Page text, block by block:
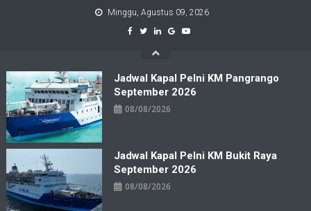
Minggu, Agustus 09, 2026
Jadwal Kapal Pelni KM Pangrango
September 2026
08/08/2026
Jadwal Kapal Pelni KM Bukit Raya
September 2026
08/08/2026